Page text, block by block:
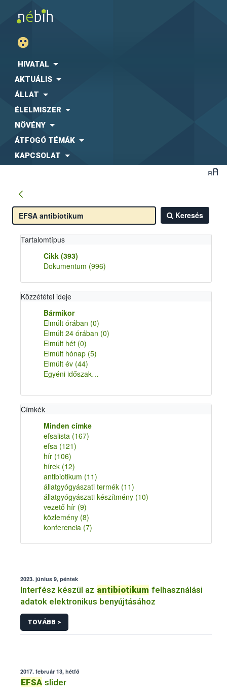
HIVATAL
AKTUÁLIS
ÁLLAT
ÉLELMISZER
NÖVÉNY
ÁTFOGÓ TÉMÁK
KAPCSOLAT
Keresés
Tartalomtípus
Cikk (393)
Dokumentum (996)
Közzététel ideje
Bármikor
Elmúlt órában (0)
Elmúlt 24 órában (0)
Elmúlt hét (0)
Elmúlt hónap (5)
Elmúlt év (44)
Egyéni időszak…
Címkék
Minden címke
efsalista (167)
efsa (121)
hír (106)
hírek (12)
antibiotikum (11)
állatgyógyászati termék (11)
állatgyógyászati készítmény (10)
vezető hír (9)
közlemény (8)
konferencia (7)
2023. június 9, péntek
Interfész készül az antibiotikum felhasználási
adatok elektronikus benyújtásához
TOVÁBB >
2017. február 13, hétfő
EFSA slider